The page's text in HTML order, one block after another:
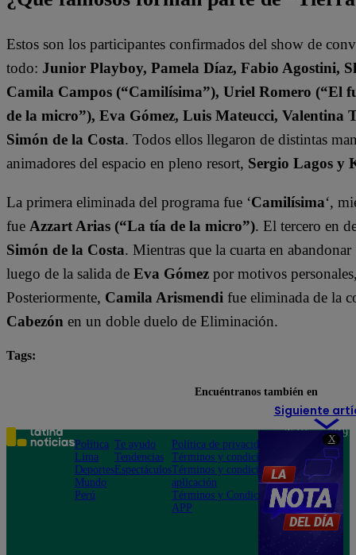
X
Estos son los participantes confirmados del show de
todo: Junior Playboy, Pamela Díaz, Fabio Agostini,
Camila Campos (“Camilísima”), Uriel Romero (“El
de la micro”), Eva Gómez, Luis Mateucci, Valentina
Simón de la Costa. Todos ellos llegaron de distintas
animadores del espacio en pleno resort, Sergio Lagos y
La primera eliminada del programa fue ‘Camilísima‘,
fue Azzart Arias (“La tía de la micro”). El tercero en
Simón de la Costa. Mientras que la cuarta en abandonar
luego de la salida de Eva Gómez por motivos
Posteriormente, Camila Arismendi fue eliminada de la
Cabezón en un doble duelo de Eliminación.
Tags:
Siguiente
Encuéntranos también en
Política
Lima
Deportes
Mundo
Perú
Te ayudo
Tendencias
Espectáculos
Política de privacidad
Términos y condiciones
Términos y condiciones
aplicación
Términos y Condiciones
APP
Teléfono: 219
Av. San
Felipe 968
Jesús María